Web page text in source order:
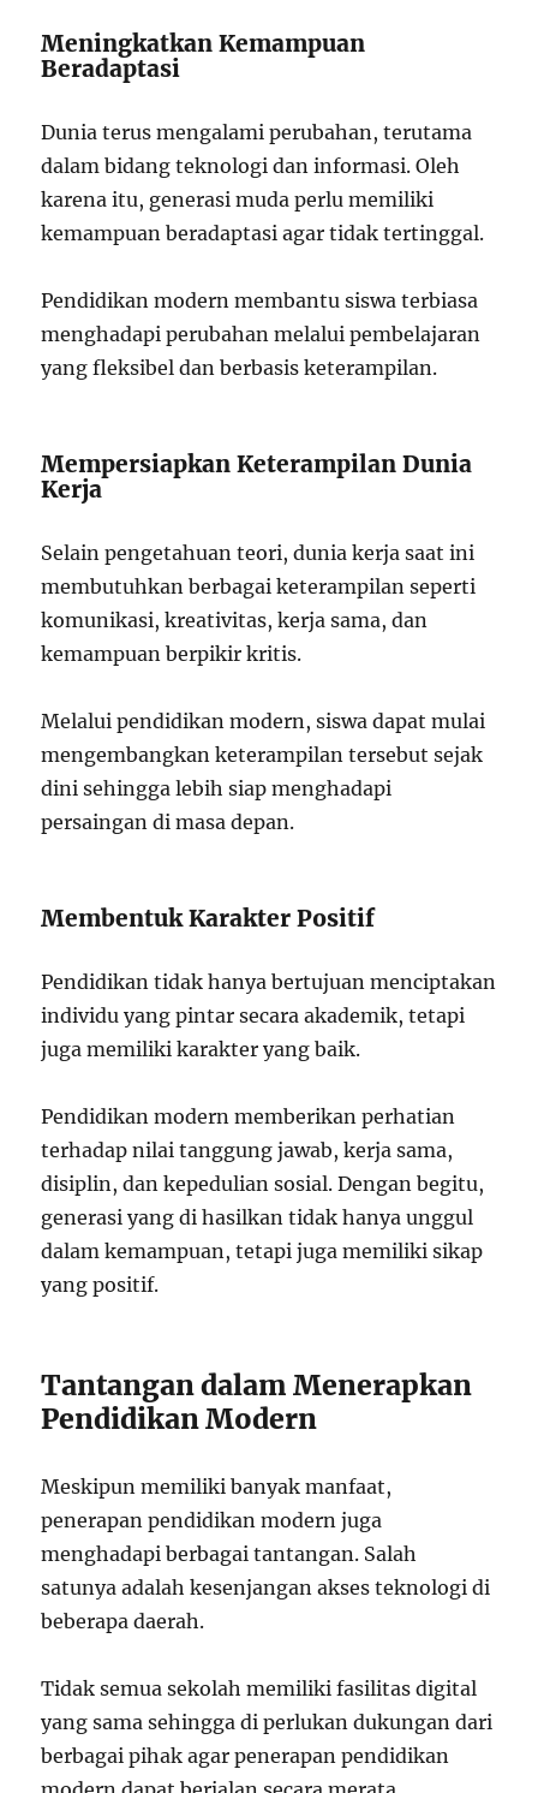
Meningkatkan Kemampuan
Beradaptasi
Dunia terus mengalami perubahan, terutama
dalam bidang teknologi dan informasi. Oleh
karena itu, generasi muda perlu memiliki
kemampuan beradaptasi agar tidak tertinggal.
Pendidikan modern membantu siswa terbiasa
menghadapi perubahan melalui pembelajaran
yang fleksibel dan berbasis keterampilan.
Mempersiapkan Keterampilan Dunia
Kerja
Selain pengetahuan teori, dunia kerja saat ini
membutuhkan berbagai keterampilan seperti
komunikasi, kreativitas, kerja sama, dan
kemampuan berpikir kritis.
Melalui pendidikan modern, siswa dapat mulai
mengembangkan keterampilan tersebut sejak
dini sehingga lebih siap menghadapi
persaingan di masa depan.
Membentuk Karakter Positif
Pendidikan tidak hanya bertujuan menciptakan
individu yang pintar secara akademik, tetapi
juga memiliki karakter yang baik.
Pendidikan modern memberikan perhatian
terhadap nilai tanggung jawab, kerja sama,
disiplin, dan kepedulian sosial. Dengan begitu,
generasi yang di hasilkan tidak hanya unggul
dalam kemampuan, tetapi juga memiliki sikap
yang positif.
Tantangan dalam Menerapkan
Pendidikan Modern
Meskipun memiliki banyak manfaat,
penerapan pendidikan modern juga
menghadapi berbagai tantangan. Salah
satunya adalah kesenjangan akses teknologi di
beberapa daerah.
Tidak semua sekolah memiliki fasilitas digital
yang sama sehingga di perlukan dukungan dari
berbagai pihak agar penerapan pendidikan